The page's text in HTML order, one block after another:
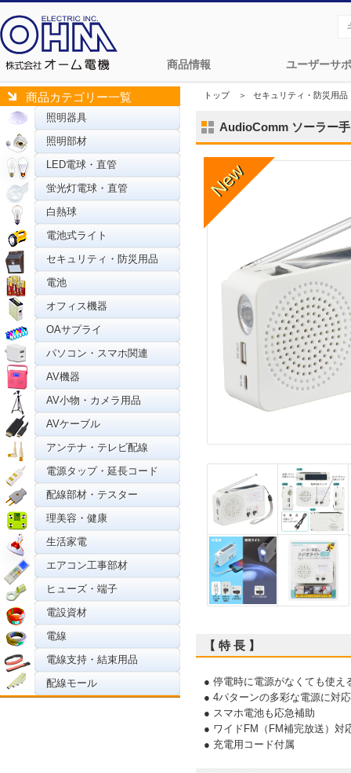
商品情報 ユーザーサ
商品カテゴリー一覧
照明器具
照明部材
LED電球・直管
蛍光灯電球・直管
白熱球
電池式ライト
セキュリティ・防災用品
電池
オフィス機器
OAサプライ
パソコン・スマホ関連
AV機器
AV小物・カメラ用品
AVケーブル
アンテナ・テレビ配線
電源タップ・延長コード
配線部材・テスター
理美容・健康
生活家電
エアコン工事部材
ヒューズ・端子
電設資材
電線
電線支持・結束用品
配線モール
トップ＞ セキュリティ・防災用品
AudioComm ソーラー
【 特 長 】
● 停電時に電源がなくても使え
● 4パターンの多彩な電源に対
● スマホ電池も応急補助
● ワイドFM（FM補完放送）対
● 充電用コード付属